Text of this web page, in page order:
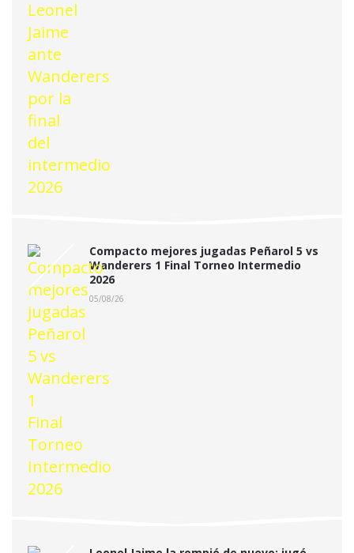
Compacto mejores jugadas Peñarol 5 vs
Wanderers 1 Final Torneo Intermedio
2026
05/08/26